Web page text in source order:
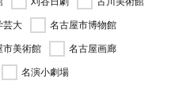
芸大
名古屋市博物館
市美術館
名古屋画廊
名演小劇場